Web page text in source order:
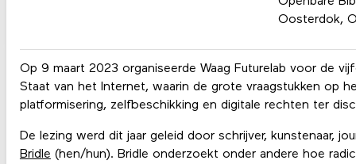
Op 9 maart 2023 organiseerde Waag Futurelab voor de
Staat van het Internet, waarin de grote vraagstukken op
platformisering, zelfbeschikking en digitale rechten ter
De lezing werd dit jaar geleid door schrijver, kunstenaar,
Bridle (hen/hun). Bridle onderzoekt onder andere hoe
Oosterdok,